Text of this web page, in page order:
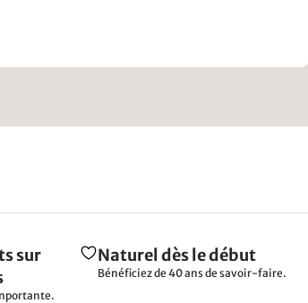
sur
Naturel dès le début
Bénéficiez de 40 ans de savoir-faire.